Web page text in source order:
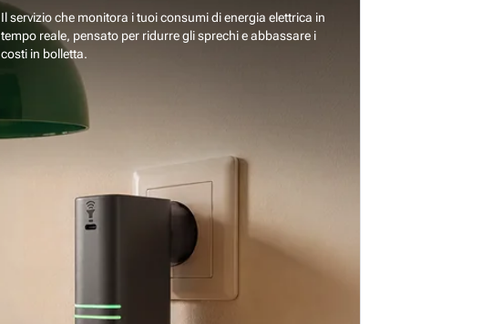
Il servizio che monitora i tuoi consumi di energia elettrica in
tempo reale, pensato per ridurre gli sprechi e abbassare i
costi in bolletta.